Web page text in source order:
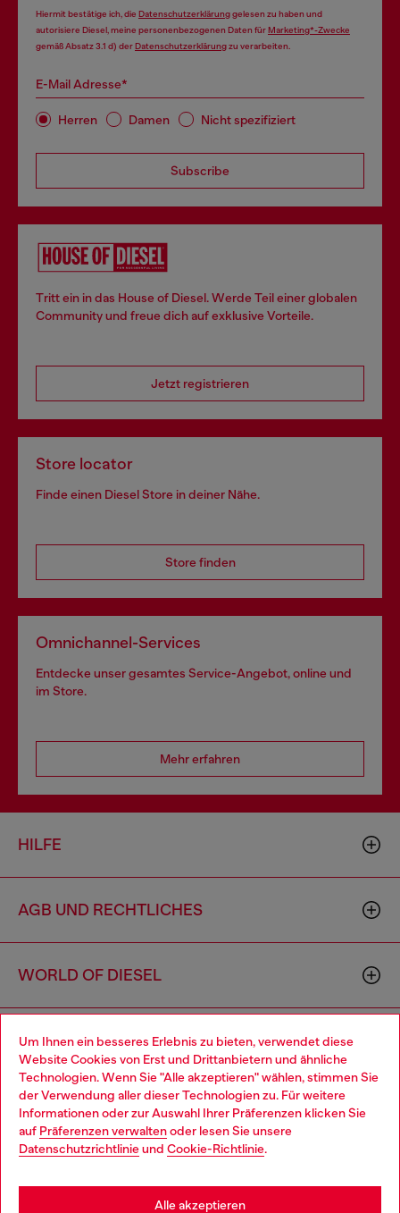
Um Ihnen ein besseres Erlebnis zu bieten, verwendet diese
Website Cookies von Erst und Drittanbietern und ähnliche
Technologien. Wenn Sie "Alle akzeptieren" wählen, stimmen Sie
der Verwendung aller dieser Technologien zu. Für weitere
Informationen oder zur Auswahl Ihrer Präferenzen klicken Sie
auf Präferenzen verwaltenoder lesen Sie unsere
Datenschutzrichtlinieund Cookie-Richtlinie.
Alle akzeptieren
Hiermit bestätige ich, die Datenschutzerklärunggelesen zu haben und
autorisiere Diesel, meine personenbezogenen Daten fürMarketing*-Zwecke
gemäß Absatz 3.1 d) derDatenschutzerklärungzu verarbeiten.
E-Mail Adresse*
Herren Damen Nicht spezifiziert
Subscribe
Tritt ein in das House of Diesel. Werde Teil einer globalen
Community und freue dich auf exklusive Vorteile.
Jetzt registrieren
Store locator
Finde einen Diesel Store in deiner Nähe.
Store finden
Omnichannel-Services
Entdecke unser gesamtes Service-Angebot, online und
im Store.
Mehr erfahren
HILFE
AGB UND RECHTLICHES
WORLD OF DIESEL
CORPORATE
Country: AT Language: DE
Choose your location
You are currently browsing Österreich website, but it seems you
may be based in United States